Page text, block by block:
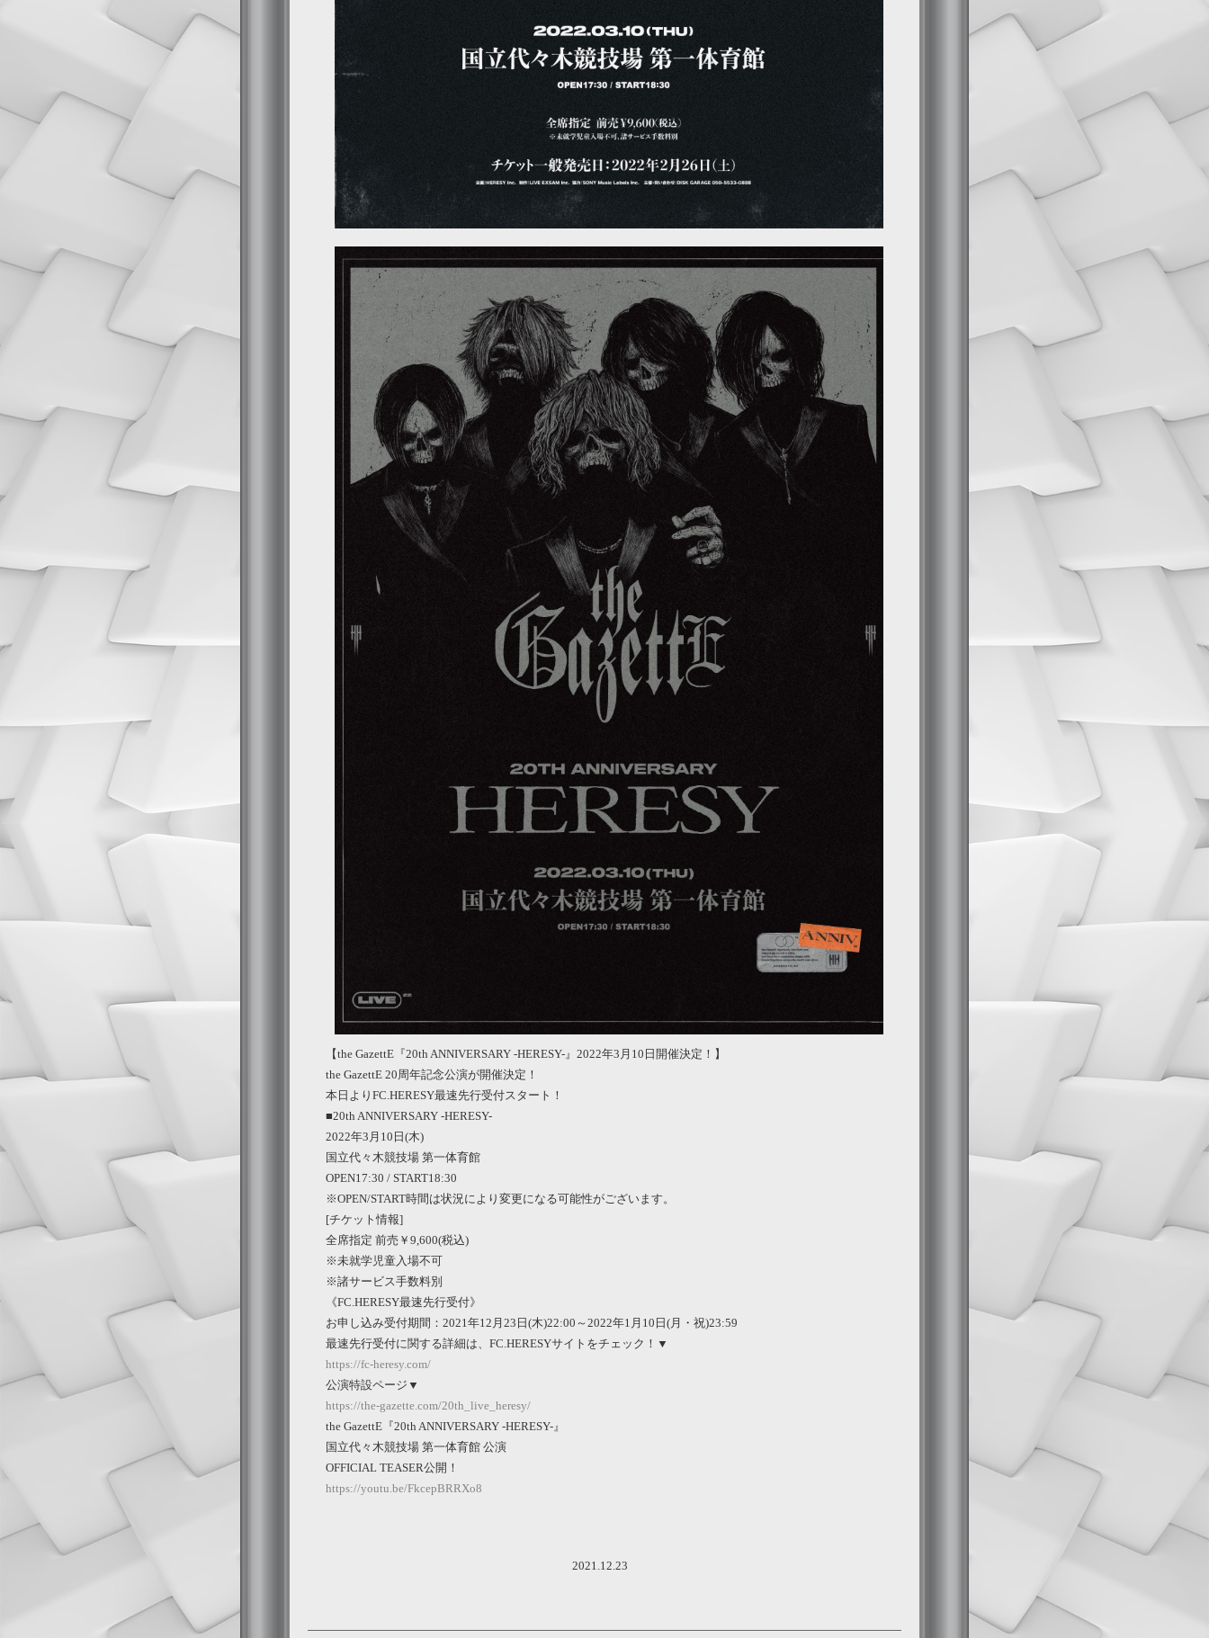
【the GazettE『20th ANNIVERSARY -HERESY-』2022年3月10日開催決定！】
the GazettE 20周年記念公演が開催決定！
本日よりFC.HERESY最速先行受付スタート！
■20th ANNIVERSARY -HERESY-
2022年3月10日(木)
国立代々木競技場 第一体育館
OPEN17:30 / START18:30
※OPEN/START時間は状況により変更になる可能性がございます。
[チケット情報]
全席指定 前売￥9,600(税込)
※未就学児童入場不可
※諸サービス手数料別
《FC.HERESY最速先行受付》
お申し込み受付期間：2021年12月23日(木)22:00～2022年1月10日(月・祝)23:59
最速先行受付に関する詳細は、FC.HERESYサイトをチェック！▼
https://fc-heresy.com/
公演特設ページ▼
https://the-gazette.com/20th_live_heresy/
the GazettE『20th ANNIVERSARY -HERESY-』
国立代々木競技場 第一体育館 公演
OFFICIAL TEASER公開！
https://youtu.be/FkcepBRRXo8
2021.12.23